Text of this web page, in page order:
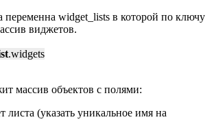
переменна widget_lists в которой по ключу
виджетов.
.widgets
массив объектов с полями:
листа (указать уникальное имя на